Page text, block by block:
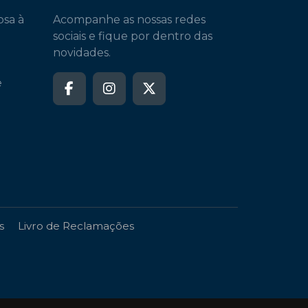
à
Acompanhe as nossas redes
sociais e fique por dentro das
novidades.
Livro de Reclamações